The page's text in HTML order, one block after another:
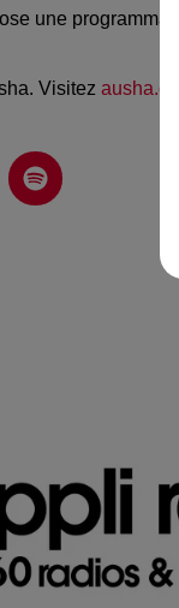
une
Visitez